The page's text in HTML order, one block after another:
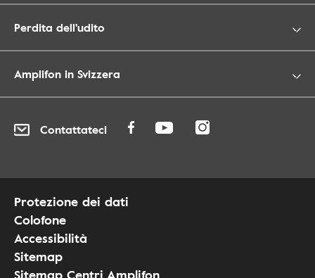
Perdita dell'udito
Amplifon in Svizzera
Contattateci
Protezione dei dati
Colofone
Accessibilità
Sitemap